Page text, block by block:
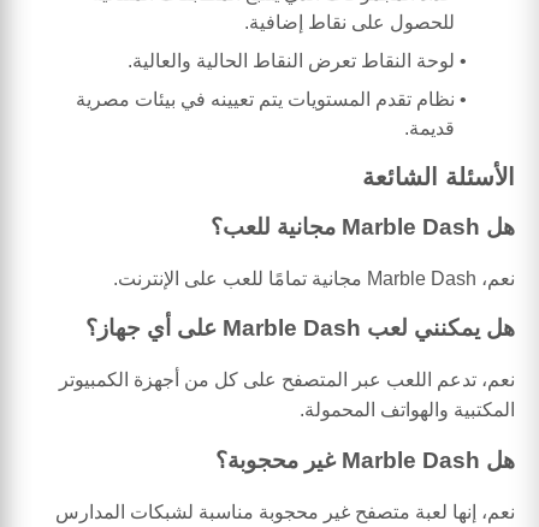
للحصول على نقاط إضافية.
لوحة النقاط تعرض النقاط الحالية والعالية.
نظام تقدم المستويات يتم تعيينه في بيئات مصرية
قديمة.
الأسئلة الشائعة
هل Marble Dash مجانية للعب؟
نعم، Marble Dash مجانية تمامًا للعب على الإنترنت.
هل يمكنني لعب Marble Dash على أي جهاز؟
نعم، تدعم اللعب عبر المتصفح على كل من أجهزة الكمبيوتر
المكتبية والهواتف المحمولة.
هل Marble Dash غير محجوبة؟
نعم، إنها لعبة متصفح غير محجوبة مناسبة لشبكات المدارس